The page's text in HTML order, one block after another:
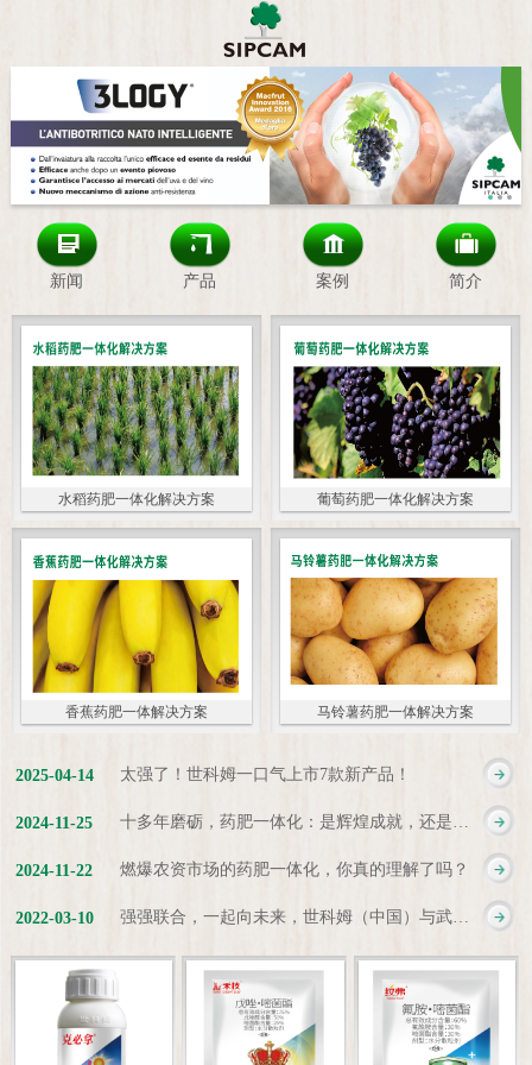
新闻 产品 案例 简介
水稻药肥一体化解决方案 葡萄药肥一体化解决方案
香蕉药肥一体解决方案 马铃薯药肥一体解决方案
太强了！世科姆一口气上市7款新产品！
2025-04-14
十多年磨砺，药肥一体化：是辉煌成就，还是新起点？
2024-11-25
燃爆农资市场的药肥一体化，你真的理解了吗？
2024-11-22
强强联合，一起向未来，世科姆（中国）与武汉科诺达成战略合作协议
2022-03-10